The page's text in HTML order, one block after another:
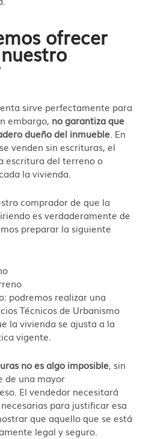
ofrecer
sirve perfectamente para
embargo, no garantiza que
dueño del inmueble . En
venden sin escrituras, el
escritura del terreno o
la vivienda.
comprador de que la
es verdaderamente de
preparar la siguiente
podremos realizar una
Técnicos de Urbanismo
la vivienda se ajusta a la
vigente.
no es algo imposible, sin
de una mayor
El vendedor necesitará
para justificar esa
que aquello que se está
legal y seguro.